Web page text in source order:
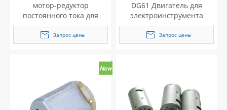
мотор-редуктор
постоянного тока для
бытовой техники
Запрос цены
DG61 Двигатель для
электроинструмента
Запрос цены